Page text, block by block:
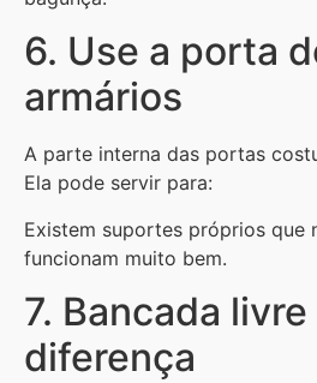
6. Use a porta
armários
A parte interna das portas
Ela pode servir para:
Existem suportes próprios que
funcionam muito bem.
7. Bancada
diferença